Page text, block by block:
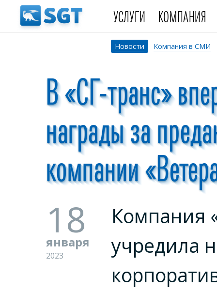
УСЛУГИ КОМПАНИЯ
Новости Компания в СМИ
В «СГ-транс»
награды за
компании
18
января
2023
Компания
учредила